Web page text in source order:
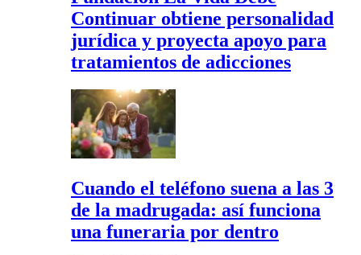
Continuar obtiene personalidad
jurídica y proyecta apoyo para
tratamientos de adicciones
Cuando el teléfono suena a las 3
de la madrugada: así funciona
una funeraria por dentro